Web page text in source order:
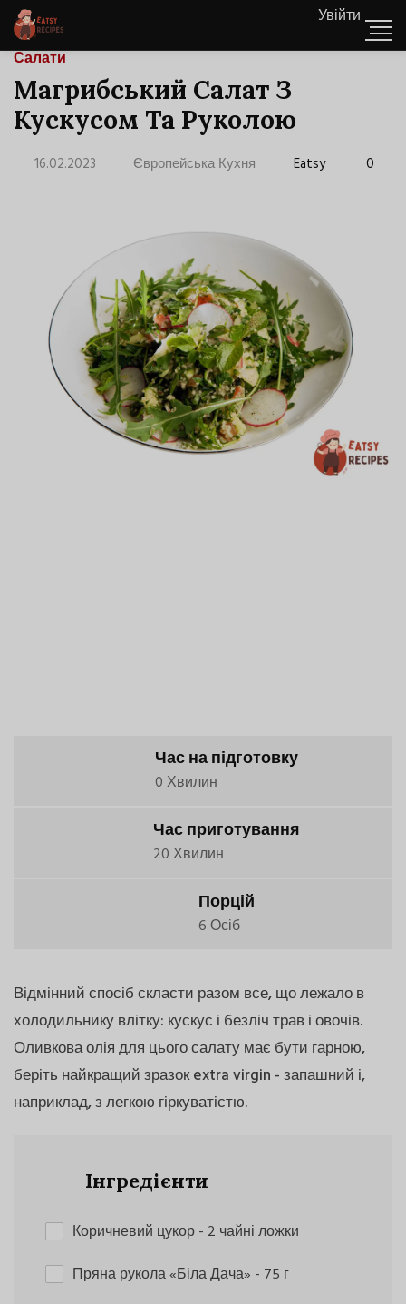
Увійти
Салати
Магрибський Салат З
Кускусом Та Руколою
16.02.2023 Європейська Кухня Eatsy 0
Час на підготовку
0 Хвилин
Час приготування
20 Хвилин
Порцій
6 Осіб
Відмінний спосіб скласти разом все, що лежало в
холодильнику влітку: кускус і безліч трав і овочів.
Оливкова олія для цього салату має бути гарною,
беріть найкращий зразок extra virgin - запашний і,
наприклад, з легкою гіркуватістю.
Інгредієнти
Коричневий цукор- 2 чайні ложки
Пряна рукола «Біла Дача» - 75 г